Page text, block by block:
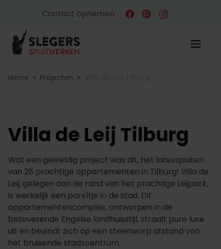
Contact opnemen
Home » Projecten »
Villa de Leij Tilburg
Wat een geweldig project was dit, het latexspuiten
van 28 prachtige appartementen in Tilburg! Villa de
Leij, gelegen aan de rand van het prachtige Leijpark,
is werkelijk een pareltje in de stad. Dit
appartementencomplex, ontworpen in de
betoverende Engelse landhuisstijl, straalt pure luxe
uit en bevindt zich op een steenworp afstand van
het bruisende stadscentrum.